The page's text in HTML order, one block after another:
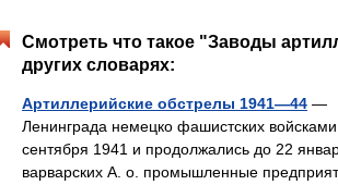
Смотреть что такое "Заводы
других словарях:
Артиллерийские обстрелы 1941—44 —
Ленинграда немецко фашистских
сентября 1941 и продолжались до 22
варварских А. о. промышленные